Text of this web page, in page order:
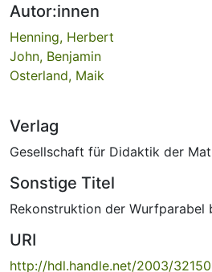
Autor:innen
Henning, Herbert
John, Benjamin
Osterland, Maik
Verlag
Gesellschaft für Didaktik der
Sonstige Titel
Rekonstruktion der Wurfparabel
URI
http://hdl.handle.net/2003/32150